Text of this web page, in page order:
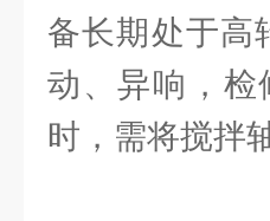
备长期处于高
动、异响，检
时，需将搅拌